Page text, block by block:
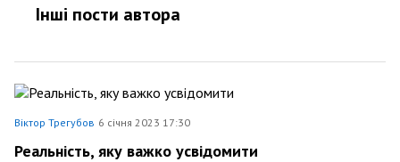
Інші пости автора
Віктор Трегубов 6 січня 2023 17:30
Реальність, яку важко усвідомити